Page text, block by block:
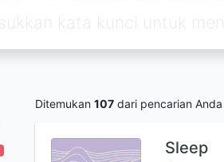
Ditemukan 107 dari pencarian
Sleep